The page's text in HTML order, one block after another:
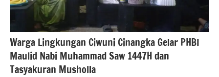
Warga Lingkungan Ciwuni Cinangka Gelar PHBI
Maulid Nabi Muhammad Saw 1447H dan
Tasyakuran Musholla